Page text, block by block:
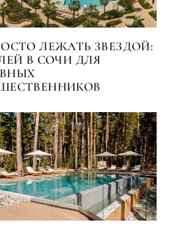
ЛЕЖАТЬ ЗВЕЗДОЙ:
В СОЧИ ДЛЯ